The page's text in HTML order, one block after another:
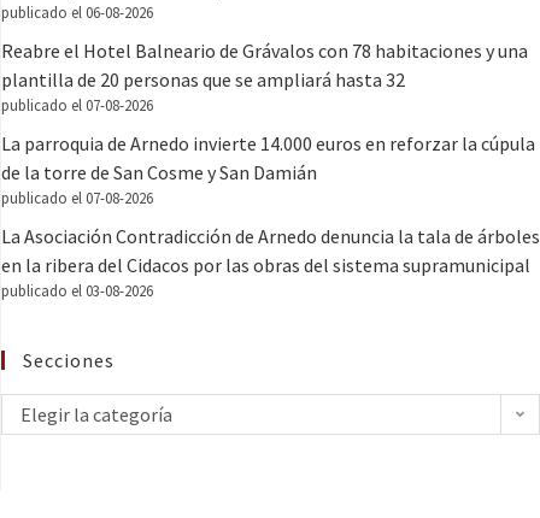
publicado el 06-08-2026
Reabre el Hotel Balneario de Grávalos con 78 habitaciones y una
plantilla de 20 personas que se ampliará hasta 32
publicado el 07-08-2026
La parroquia de Arnedo invierte 14.000 euros en reforzar la cúpula
de la torre de San Cosme y San Damián
publicado el 07-08-2026
La Asociación Contradicción de Arnedo denuncia la tala de árboles
en la ribera del Cidacos por las obras del sistema supramunicipal
publicado el 03-08-2026
Secciones
Elegir la categoría